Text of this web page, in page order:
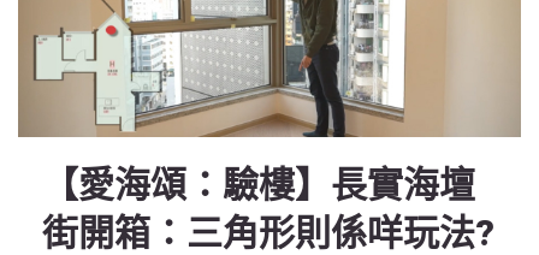
【愛海頌：驗樓】長實海壇
街開箱：三角形則係咩玩法?